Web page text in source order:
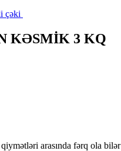
çəki
KƏSMİK 3 KQ
arasında fərq ola bilər